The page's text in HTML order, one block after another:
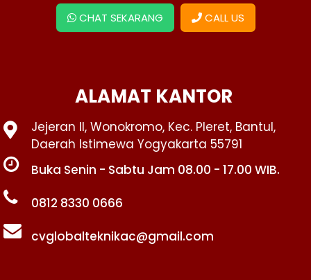
CHAT SEKARANG CALL US
ALAMAT KANTOR
Jejeran II, Wonokromo, Kec. Pleret, Bantul,
Daerah Istimewa Yogyakarta 55791
Buka Senin - Sabtu Jam 08.00 - 17.00 WIB.
0812 8330 0666
cvglobalteknikac@gmail.com